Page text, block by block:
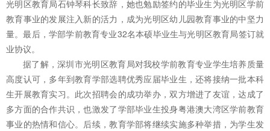
光明区教育局石钟琴科长致辞，她也勉励签约的毕业生为光明区学前
教育事业的发展注入新的活力，成为光明区幼儿园教育事业的中坚力
量。最后，学部学前教育专业32名本硕毕业生与光明区教育局签订就
业协议。
据了解，深圳市光明区教育局对我校学前教育专业学生培养质量
高度认可，多年到教育学部选聘优秀应届毕业生，还将接纳一批本科
生开展教育实习。此次招聘会的成功举办，双方增进了友谊，达成了
多方面的合作共识，也激发了学部毕业生投身粤港澳大湾区学前教育
事业的热情和信心。后续，教育学部将继续实施多种举措，为学生发